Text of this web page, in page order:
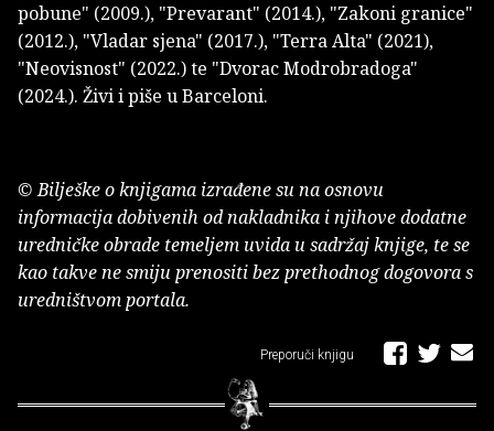
pobune" (2009.), "Prevarant" (2014.), "Zakoni granice"
(2012.), "Vladar sjena" (2017.), "Terra Alta" (2021),
"Neovisnost" (2022.) te "Dvorac Modrobradoga"
(2024.). Živi i piše u Barceloni.
© Bilješke o knjigama izrađene su na osnovu
informacija dobivenih od nakladnika i njihove dodatne
uredničke obrade temeljem uvida u sadržaj knjige, te se
kao takve ne smiju prenositi bez prethodnog dogovora s
uredništvom portala.
Preporuči knjigu